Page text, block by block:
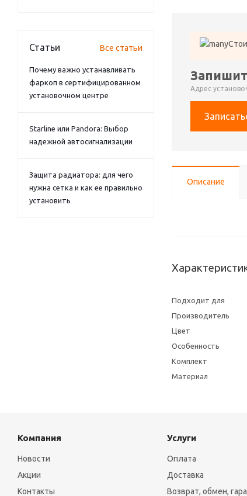
Адрес
Описание
Подходит для
Производитель
Цвет
Особенность
Комплект
Материал
Статьи Все статьи
Почему важно устанавливать
фаркоп в сертифицированном
установочном центре
Starline или Pandora: Выбор
надежной автосигнализации
Защита радиатора: для чего
нужна сетка и как ее правильно
установить
Компания
Новости
Акции
Контакты
Услуги
Оплата
Доставка
Возврат, обмен,